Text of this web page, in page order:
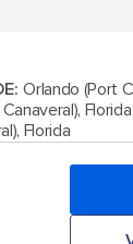
: Orlando (Port
Florida
Florida